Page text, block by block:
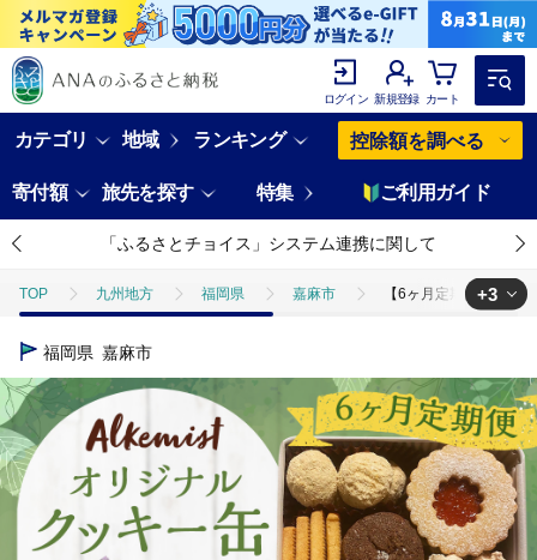
ログイン 新規登録 カート
カテゴリ 地域 ランキング 控除額を調べる
寄付額 旅先を探す 特集 ご利用ガイド
「ふるさとチョイス」システム連携に関して
TOP 九州地方 福岡県 嘉麻市 【6ヶ月定期便】アル
TOP
TOP パン・菓子類 クッキー 【6ヶ月定期便
TOP パン・菓子類 洋菓子 焼き菓子 【6ヶ月定期便
+3
福岡県 嘉麻市